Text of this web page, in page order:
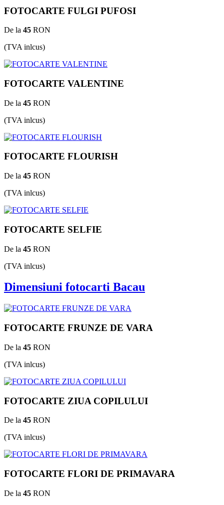
FOTOCARTE FULGI PUFOSI
De la 45 RON
(TVA inlcus)
FOTOCARTE VALENTINE
De la 45 RON
(TVA inlcus)
FOTOCARTE FLOURISH
De la 45 RON
(TVA inlcus)
FOTOCARTE SELFIE
De la 45 RON
(TVA inlcus)
Dimensiuni fotocarti Bacau
FOTOCARTE FRUNZE DE VARA
De la 45 RON
(TVA inlcus)
FOTOCARTE ZIUA COPILULUI
De la 45 RON
(TVA inlcus)
FOTOCARTE FLORI DE PRIMAVARA
De la 45 RON